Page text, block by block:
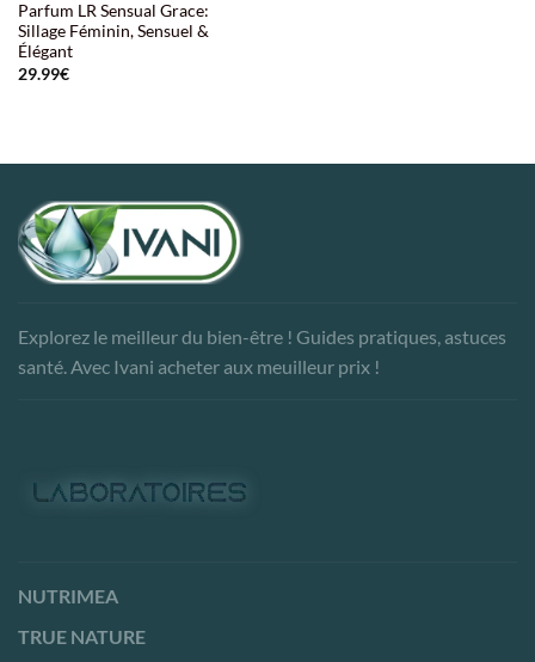
Parfum LR Sensual Grace:
Sillage Féminin, Sensuel &
Élégant
29.99€
Explorez le meilleur du bien-être ! Guides pratiques, astuces
santé. Avec Ivani acheter aux meuilleur prix !
NUTRIMEA
TRUE NATURE